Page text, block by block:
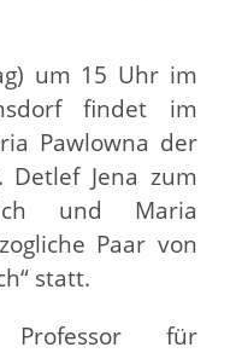
um 15 Uhr im
findet im
Pawlowna der
Detlef Jena zum
und Maria
Paar von
statt.
für